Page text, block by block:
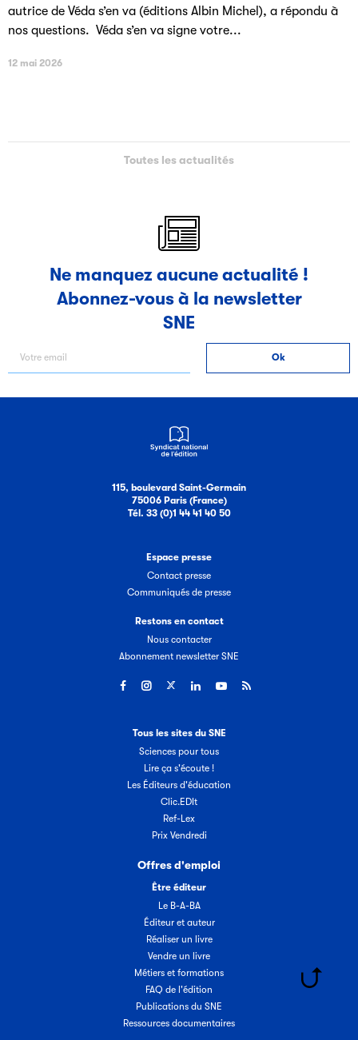
autrice de Véda s’en va (éditions Albin Michel), a répondu à
nos questions. Véda s’en va signe votre...
12 mai 2026
Toutes les actualités
Ne manquez aucune actualité !
Abonnez-vous à la newsletter
SNE
115, boulevard Saint-Germain
75006 Paris (France)
Tél. 33 (0)1 44 41 40 50
Espace presse
Contact presse
Communiqués de presse
Restons en contact
Nous contacter
Abonnement newsletter SNE
Tous les sites du SNE
Sciences pour tous
Lire ça s'écoute !
Les Éditeurs d'éducation
Clic.EDIt
Ref-Lex
Prix Vendredi
Offres d'emploi
Être éditeur
Le B-A-BA
Éditeur et auteur
Réaliser un livre
Vendre un livre
Métiers et formations
FAQ de l'édition
Publications du SNE
Ressources documentaires